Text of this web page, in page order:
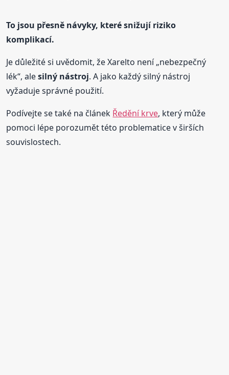
To jsou přesně návyky, které snižují riziko
komplikací.
Je důležité si uvědomit, že Xarelto není „nebezpečný
lék“, alesilný nástroj. A jako každý silný nástroj
vyžaduje správné použití.
Podívejte se také na článek Ředění krve, který může
pomoci lépe porozumět této problematice v širších
souvislostech.